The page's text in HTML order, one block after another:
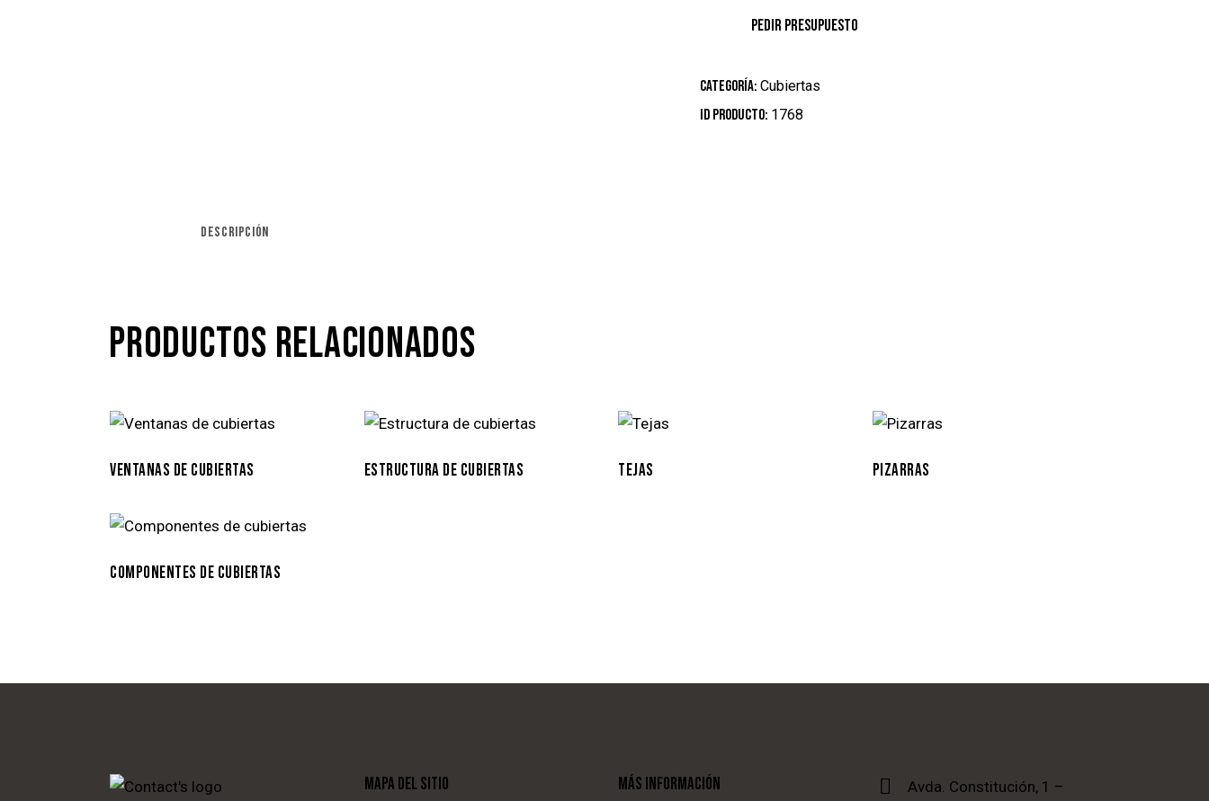
Categoría: Cubiertas
ID producto: 1768
DESCRIPCIÓN
PRODUCTOS RELACIONADOS
VENTANAS DE CUBIERTAS ESTRUCTURA DE CUBIERTAS TEJAS PIZARRAS
COMPONENTES DE CUBIERTAS
MAPA DEL SITIO MÁS INFORMACIÓN
Avda. Constitución, 1 –